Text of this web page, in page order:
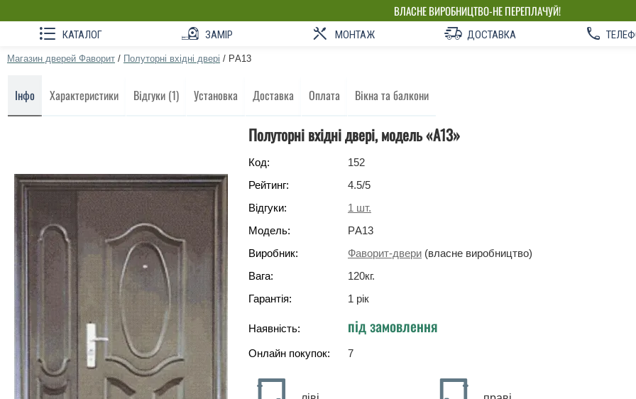
ВЛАСНЕ ВИРОБНИЦТВО-НЕ ПЕРЕПЛАЧУЙ!
КАТАЛОГ ЗАМІР МОНТАЖ ДОСТАВКА
Магазин дверей Фаворит / Полуторні вхідні двері / PА13
Інфо Характеристики Відгуки (1) Установка Доставка Оплата Вікна та балкони
Полуторні вхідні двері, модель «А13»
Код:
152
Рейтинг:
4.5/5
Відгуки:
1 шт.
Модель:
PА13
Виробник:
Фаворит-двери (власне виробництво)
Вага:
120кг.
Гарантія:
1 рік
Наявність: під замовлення
Онлайн покупок: 7